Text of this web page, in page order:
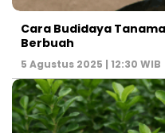
Cara Budidaya
Berbuah
5 Agustus 2025 | 12:30 WIB